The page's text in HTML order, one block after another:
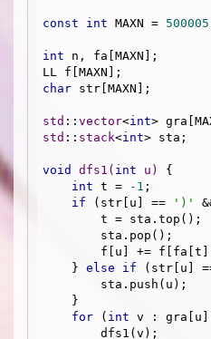
const int MAXN = 500005
int n, fa[MAXN];
char str[MAXN];
std :: vector<int
std :: stack<int> sta;
void dfs1 ( int u)
{
int t = -1 ;
if (str[u] == ')'
f[u] +=
    }
else if (str[u]
for ( int v :